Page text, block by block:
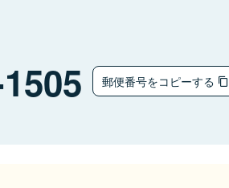
郵便番号をコピーする